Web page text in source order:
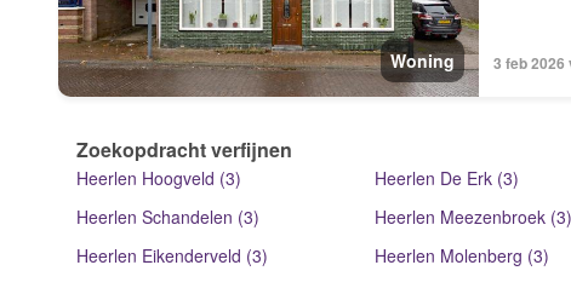
Woning 3 feb 2026
Zoekopdracht verfijnen
Heerlen Hoogveld (3) Heerlen De Erk (3)
Heerlen Schandelen (3)
Heerlen Meezenbroek (3)
Heerlen Eikenderveld (3)
Heerlen Molenberg (3)